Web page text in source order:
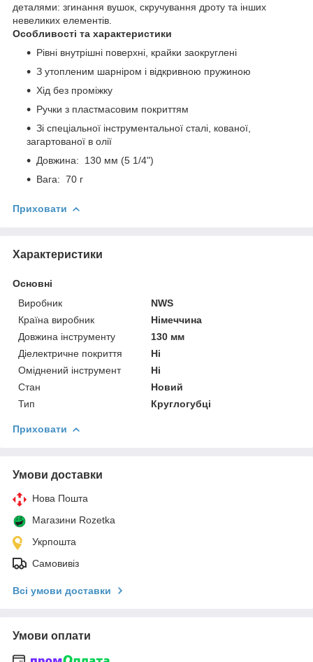
деталями: згинання вушок, скручування дроту та інших
невеликих елементів.
Особливості та характеристики
Рівні внутрішні поверхні, крайки заокруглені
З утопленим шарніром і відкривною пружиною
Хід без проміжку
Ручки з пластмасовим покриттям
Зі спеціальної інструментальної сталі, кованої,
загартованої в олії
Довжина: 130 мм (5 1/4")
Вага: 70 г
Приховати
Характеристики
Основні
Виробник
NWS
Країна виробник
Німеччина
Довжина інструменту
130 мм
Діелектричне покриття
Ні
Оміднений інструмент
Ні
Стан
Новий
Тип
Круглогубці
Приховати
Умови доставки
Нова Пошта
Магазини Rozetka
Укрпошта
Самовивіз
Всі умови доставки
Умови оплати